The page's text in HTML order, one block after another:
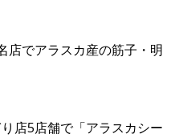
店でアラスカ産の筋子・明
店5店舗で「アラスカシー